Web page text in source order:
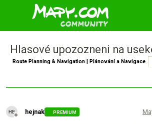
Hlasové upozozneni na
Route Planning & Navigation | Plánování a Navigace
hejnak PREMIUM